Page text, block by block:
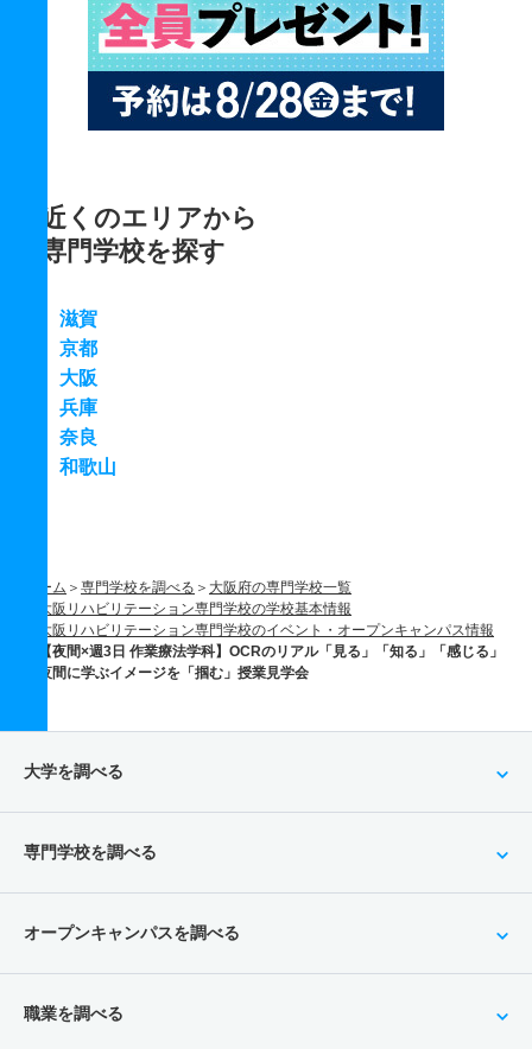
近くのエリアから
専門学校を探す
滋賀
京都
大阪
兵庫
奈良
和歌山
ホーム 専門学校を調べる
大阪府の専門学校一覧
大阪リハビリテーション専門学校の学校基本情報
大阪リハビリテーション専門学校のイベント・オープンキャンパス情報
【夜間×週3日 作業療法学科】OCRのリアル「見る」「知る」「感じる」
夜間に学ぶイメージを「掴む」授業見学会
大学を調べる
専門学校を調べる
オープンキャンパスを調べる
職業を調べる